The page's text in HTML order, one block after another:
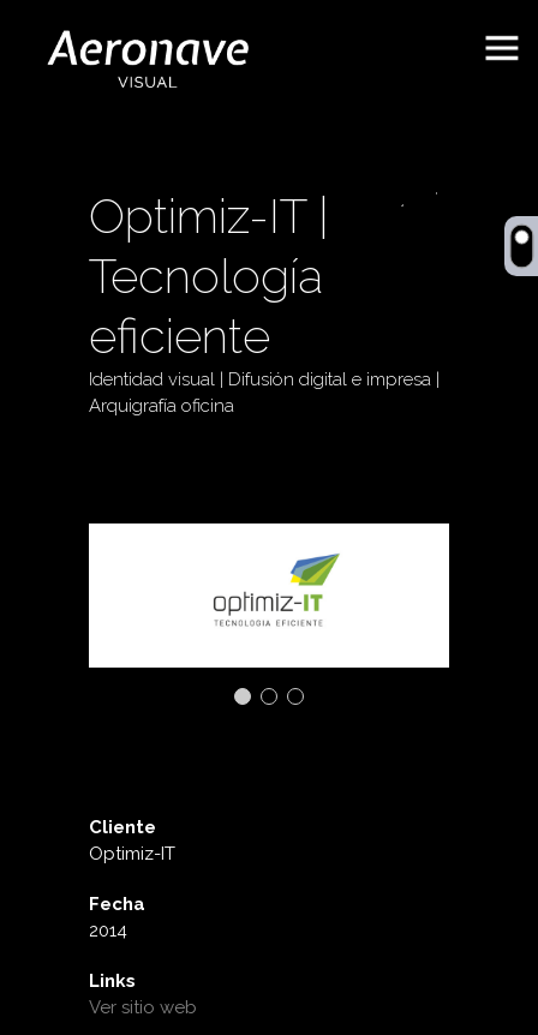
Optimiz-IT |
Tecnología
eficiente
Identidad visual | Difusión digital e impresa |
Arquigrafía oficina
Cliente
Optimiz-IT
Fecha
2014
Links
Ver sitio web